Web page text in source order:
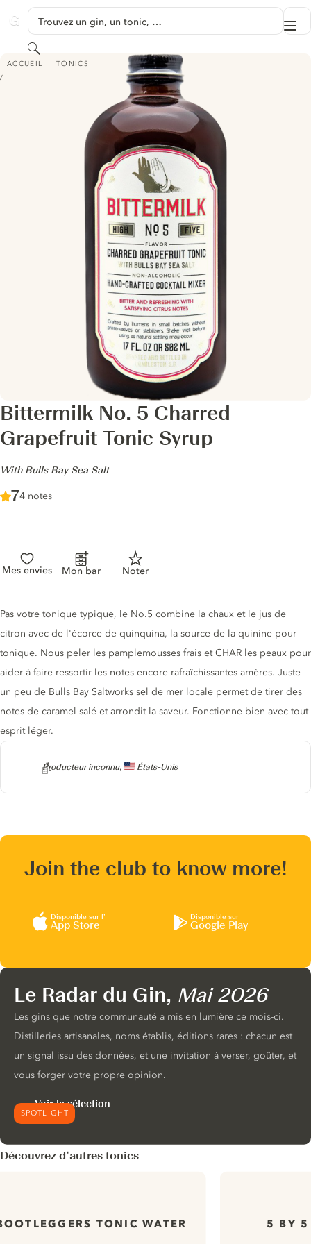
GINVENTORY
Trouvez un gin, un tonic, …
Rechercher
ACCUEIL TONICS
BITTERMILK NO. 5 CHARRED GRAPEFRUIT TONIC SYRUP - WITH BULLS
Bittermilk No. 5 Charred
Grapefruit Tonic Syrup
-With Bulls Bay Sea Salt
Score :
7/ 10
4 notes
Mes envies Mon bar Noter
Producteur
Producteur inconnu, États-Unis
Description du tonic
Pas votre tonique typique, le No.5 combine la chaux et le jus de
citron avec de l'écorce de quinquina, la source de la quinine pour
tonique. Nous peler les pamplemousses frais et CHAR les peaux pour
aider à faire ressortir les notes encore rafraîchissantes amères. Juste
un peu de Bulls Bay Saltworks sel de mer locale permet de tirer des
notes de caramel salé et arrondit la saveur. Fonctionne bien avec tout
esprit léger.
Join the club to know more!
Disponible sur l’
App Store
Disponible sur
Google Play
SPOTLIGHT
Le Radar du Gin, Mai 2026
Les gins que notre communauté a mis en lumière ce mois-ci.
Distilleries artisanales, noms établis, éditions rares : chacun est
un signal issu des données, et une invitation à verser, goûter, et
vous forger votre propre opinion.
Voir la sélection
Découvrez d’autres tonics
TONIC WATER 5 BY 5